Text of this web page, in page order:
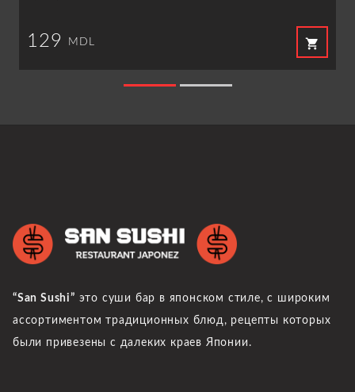
129 MDL shopping_cart
“San Sushi” это суши бар в японском стиле, с широким
ассортиментом традиционных блюд, рецепты которых
были привезены с далеких краев Японии.